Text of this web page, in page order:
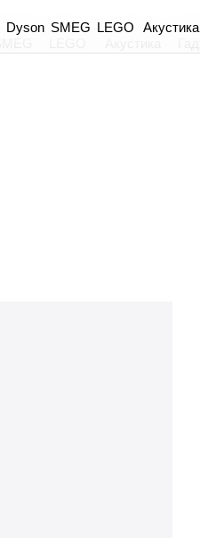
Акустика
Dyson LEGO
SMEG